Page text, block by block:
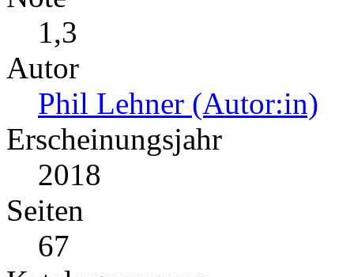
1,3
Autor
Phil Lehner (Autor:in)
Erscheinungsjahr
2018
Seiten
67